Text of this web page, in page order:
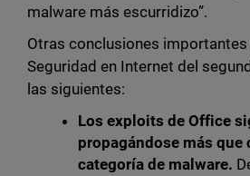
malware más escurridizo”.
Otras conclusiones
Seguridad en Internet del
las siguientes:
Los exploits de Office
propagándose más que
categoría de malware.